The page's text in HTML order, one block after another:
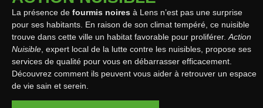
La présence de fourmis noires à Lens n’est pas une surprise
pour ses habitants. En raison de son climat tempéré, ce nuisible
trouve dans cette ville un habitat favorable pour proliférer. Action
Nuisible , expert local de la lutte contre les nuisibles, propose ses
services de qualité pour vous en débarrasser efficacement.
Découvrez comment ils peuvent vous aider à retrouver un espace
de vie sain et serein.